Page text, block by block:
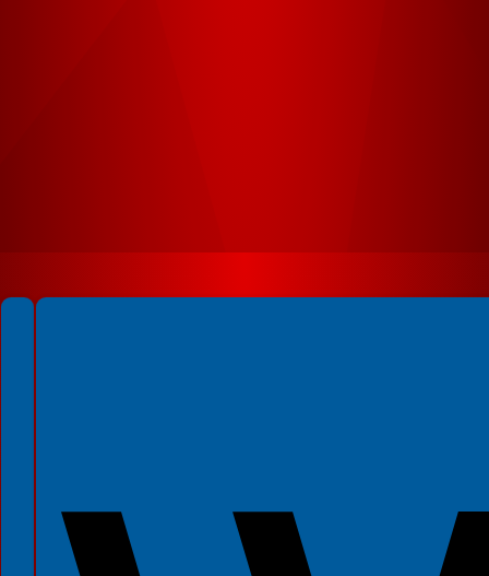
Spełniamy standardy WCAG 2.2
Spełniamy standardy W3C